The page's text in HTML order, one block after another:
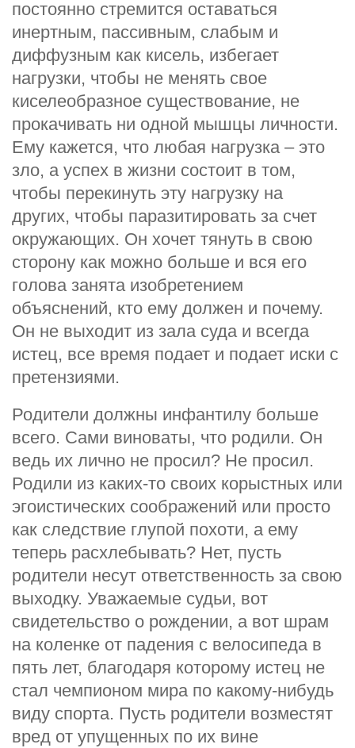
постоянно стремится оставаться
инертным, пассивным, слабым и
диффузным как кисель, избегает
нагрузки, чтобы не менять свое
киселеобразное существование, не
прокачивать ни одной мышцы личности.
Ему кажется, что любая нагрузка – это
зло, а успех в жизни состоит в том,
чтобы перекинуть эту нагрузку на
других, чтобы паразитировать за счет
окружающих. Он хочет тянуть в свою
сторону как можно больше и вся его
голова занята изобретением
объяснений, кто ему должен и почему.
Он не выходит из зала суда и всегда
истец, все время подает и подает иски с
претензиями.
Родители должны инфантилу больше
всего. Сами виноваты, что родили. Он
ведь их лично не просил? Не просил.
Родили из каких-то своих корыстных или
эгоистических соображений или просто
как следствие глупой похоти, а ему
теперь расхлебывать? Нет, пусть
родители несут ответственность за свою
выходку. Уважаемые судьи, вот
свидетельство о рождении, а вот шрам
на коленке от падения с велосипеда в
пять лет, благодаря которому истец не
стал чемпионом мира по какому-нибудь
виду спорта. Пусть родители возместят
вред от упущенных по их вине